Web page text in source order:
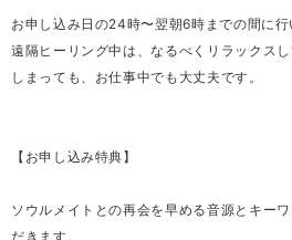
お申し込み日の24時〜翌朝6時までの間に行
遠隔ヒーリング中は、なるべくリラックス
しまっても、お仕事中でも大丈夫です。
【お申し込み特典】
ソウルメイトとの再会を早める音源とキー
だきます。